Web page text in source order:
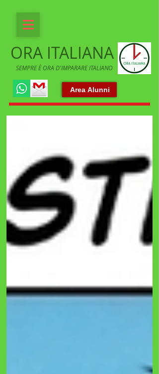
ORA ITALIANA
SEMPRE È ORA D'IMPARARE ITALIANO
Area Alunni